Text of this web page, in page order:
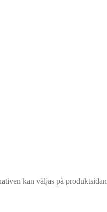
kan väljas på produktsidan